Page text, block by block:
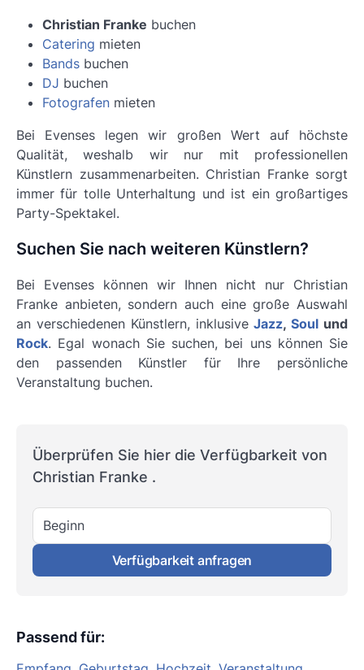
Christian Franke buchen
Catering mieten
Bands buchen
DJ buchen
Fotografen mieten
Bei Evenses legen wir großen Wert auf höchste
Qualität, weshalb wir nur mit professionellen
Künstlern zusammenarbeiten. Christian Frankesorgt
immer für tolle Unterhaltung und ist ein großartiges
Party-Spektakel.
Suchen Sie nach weiteren Künstlern?
Bei Evenses können wir Ihnen nicht nur Christian
Franke anbieten, sondern auch eine große Auswahl
an verschiedenen Künstlern, inklusiveJazz,Soul und
Rock. Egal wonach Sie suchen, bei uns können Sie
den passenden Künstler für Ihre persönliche
Veranstaltung buchen.
Überprüfen Sie hier die Verfügbarkeit von
Christian Franke .
Beginn
Verfügbarkeit anfragen
Passend für: